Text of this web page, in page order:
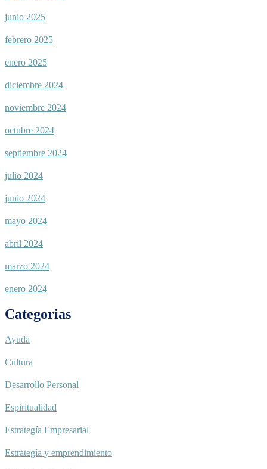
junio 2025
febrero 2025
enero 2025
diciembre 2024
noviembre 2024
octubre 2024
septiembre 2024
julio 2024
junio 2024
mayo 2024
abril 2024
marzo 2024
enero 2024
Categorias
Ayuda
Cultura
Desarrollo Personal
Espiritualidad
Estrategía Empresarial
Estrategía y emprendimiento